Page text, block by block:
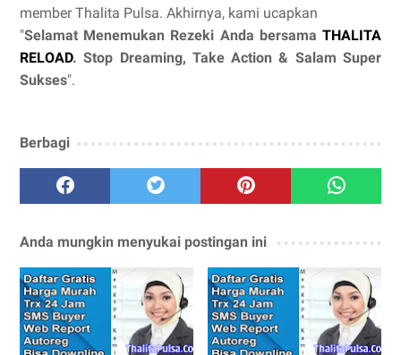
member Thalita Pulsa. Akhirnya, kami ucapkan
"Selamat Menemukan Rezeki Anda bersama THALITA
RELOAD. Stop Dreaming, Take Action & Salam Super
Sukses".
Berbagi
Anda mungkin menyukai postingan ini